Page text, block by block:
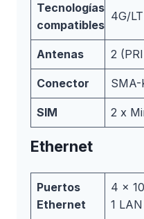
Tecnologías
compatibles
4G/
Antenas 2
Conector SMA-
SIM 2 x
Ethernet
Puertos
Ethernet
4 x
1